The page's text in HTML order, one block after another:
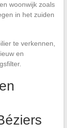
woonwijk zoals
in het zuiden
te verkennen,
en